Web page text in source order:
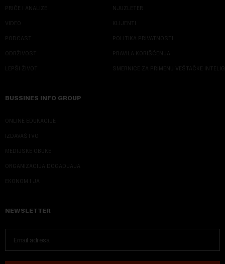
PRIČE I ANALIZE
VIDEO
PODCAST
ODRŽIVOST
LEPŠI ŽIVOT
NJUZLETER
KLIJENTI
POLITIKA PRIVATNOSTI
PRAVILA KORIŠĆENJA
SMERNICE ZA PRIMENU VEŠTAČKE
BUSSINES INFO GROUP
ONLINE EDUKACIJE
IZDAVAŠTVO
MEDIJSKE OBUKE
ORGANIZACIJA DOGADJAJA
EKONOM I JA
NEWSLETTER